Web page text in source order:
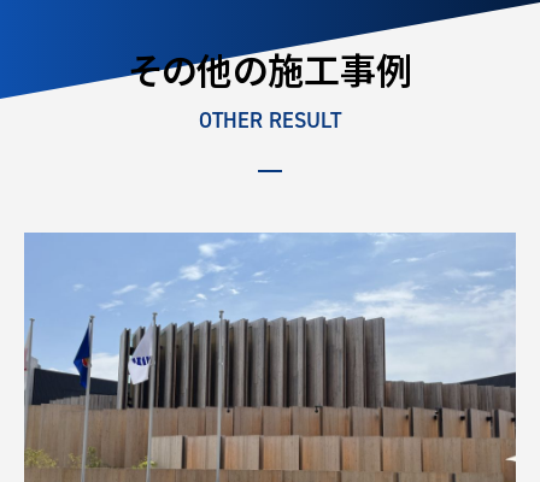
その他の施工事例
OTHER RESULT